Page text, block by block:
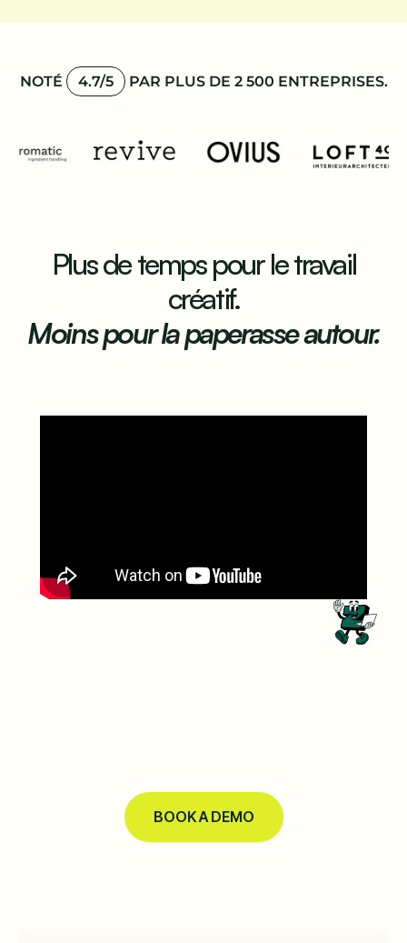
NOTÉ 4.7/5 PAR PLUS DE 2 500 ENTREPRISES.
Plus de temps pour le travail
créatif.
Moins pour la paperasse autour.
BOOK A DEMO